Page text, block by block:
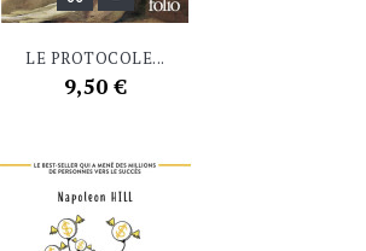
LE PROTOCOLE...
Prix
9,50 €